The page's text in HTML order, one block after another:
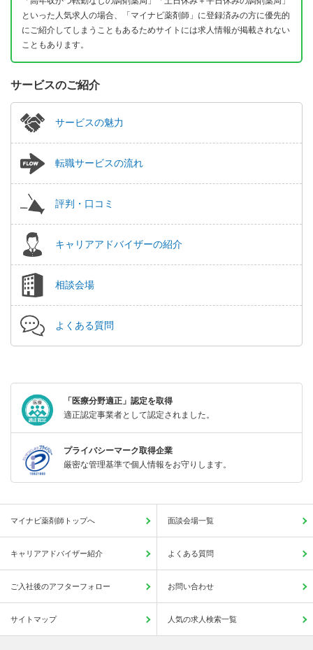
といった人気求人の場合、「マイナビ薬剤師」に登録済みの方に優先的
にご紹介してしまうこともあるためサイトには求人情報が掲載されない
こともあります。
サービスのご紹介
サービスの魅力
転職サービスの流れ
評判・口コミ
キャリアアドバイザーの紹介
相談会場
よくある質問
「医療分野適正」認定を取得
適正認定事業者として認定されました。
プライバシーマーク取得企業
厳密な管理基準で個人情報をお守りします。
マイナビ薬剤師トップへ 面談会場一覧
キャリアアドバイザー紹介 よくある質問
ご入社後のアフターフォロー お問い合わせ
サイトマップ 人気の求人検索一覧